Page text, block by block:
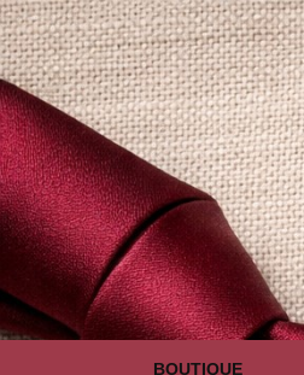
BOUTIQUE